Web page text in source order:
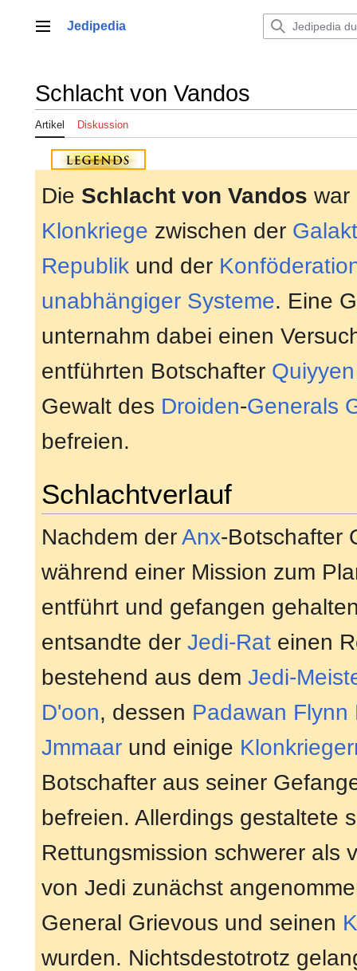
springenHauptmenü
Jedipedia
Schlacht von Vandos
Artikel Diskussion
Die Schlacht von Vandos war
Klonkriege zwischen der
Republik und der
unabhängiger Systeme. Eine
unternahm dabei einen
entführten Botschafter Quiyyen
Gewalt des Droiden-Generals
befreien.
Schlachtverlauf
Nachdem derAnx-Botschafter
während einer Mission zum
entführt und gefangen
entsandte der Jedi-Rat einen
bestehend aus dem Jedi-
D'oon, dessen Padawan Flynn
Jmmaar und einige
Botschafter aus seiner
befreien. Allerdings gestaltete
Rettungsmission schwerer als
von Jedi zunächst
General Grievous und seinen
wurden. Nichtsdestotrotz